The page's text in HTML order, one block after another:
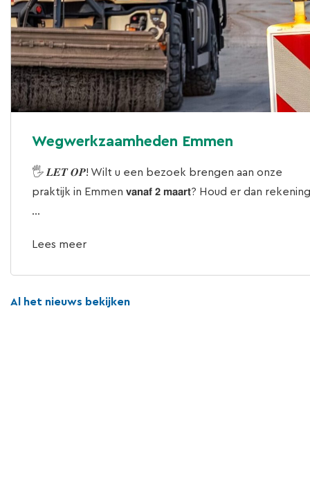
Wegwerkzaamheden Emmen
🖐 𝑳𝑬𝑻 𝑶𝑷! Wilt u een bezoek brengen aan onze
praktijk in Emmen 𝘃𝗮𝗻𝗮𝗳 𝟮 𝗺𝗮𝗮𝗿𝘁? Houd er dan rekening
...
Lees meer
Al het nieuws bekijken